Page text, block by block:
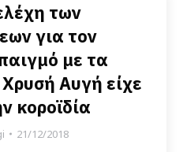
των
για τον
με τα
Αυγή είχε
κοροϊδία
21/12/2018